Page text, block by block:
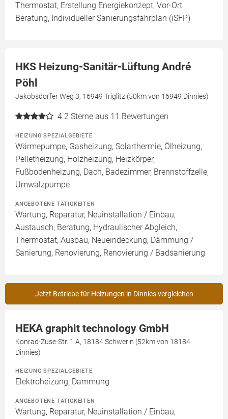
Thermostat, Erstellung Energiekonzept, Vor-Ort
Beratung, Individueller Sanierungsfahrplan (iSFP)
HKS Heizung-Sanitär-Lüftung André
Pöhl
Jakobsdorfer Weg 3, 16949 Triglitz (50km von 16949 Dinnies)
4.2 Sterne aus 11 Bewertungen
HEIZUNG SPEZIALGEBIETE
Wärmepumpe, Gasheizung, Solarthermie, Ölheizung,
Pelletheizung, Holzheizung, Heizkörper,
Fußbodenheizung, Dach, Badezimmer, Brennstoffzelle,
Umwälzpumpe
ANGEBOTENE TÄTIGKEITEN
Wartung, Reparatur, Neuinstallation / Einbau,
Austausch, Beratung, Hydraulischer Abgleich,
Thermostat, Ausbau, Neueindeckung, Dämmung /
Sanierung, Renovierung, Renovierung / Badsanierung
Jetzt Betriebe für Heizungen in Dinnies vergleichen
HEKA graphit technology GmbH
Konrad-Zuse-Str. 1 A, 18184 Schwerin (52km von 18184
Dinnies)
HEIZUNG SPEZIALGEBIETE
Elektroheizung, Dämmung
ANGEBOTENE TÄTIGKEITEN
Wartung, Reparatur, Neuinstallation / Einbau,